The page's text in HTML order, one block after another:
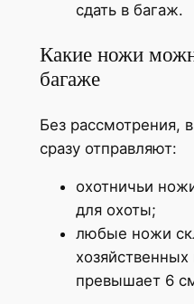
сдать в багаж.
Какие ножи
багаже
Без рассмотрения,
сразу отправляют:
охотничьи
для охоты;
любые ножи
превышает 6